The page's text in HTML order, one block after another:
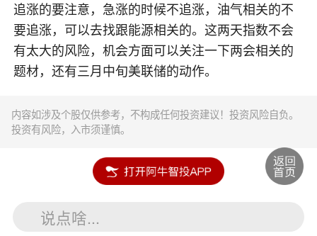
追涨的要注意，急涨的时候不追涨，油气相关的不
要追涨，可以去找跟能源相关的。这两天指数不会
有太大的风险，机会方面可以关注一下两会相关的
题材，还有三月中旬美联储的动作。
内容如涉及个股仅供参考，不构成任何投资建议！投资风险自负。
投资有风险，入市须谨慎。
说点啥...